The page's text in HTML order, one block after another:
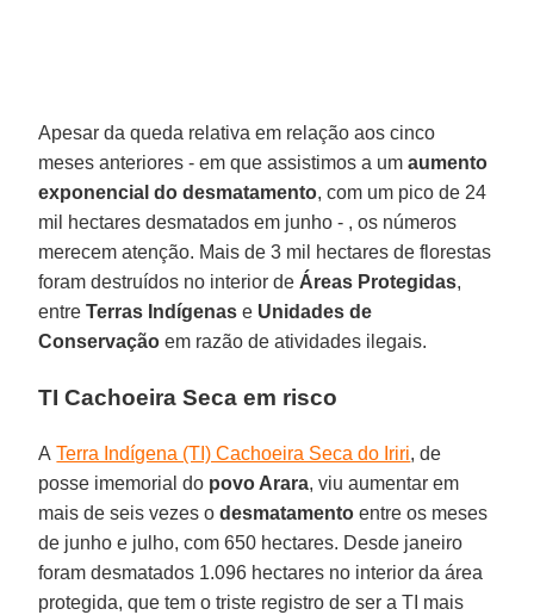
Apesar da queda relativa em relação aos cinco
meses anteriores - em que assistimos a umaumento
exponencial do desmatamento, com um pico de 24
mil hectares desmatados em junho - , os números
merecem atenção. Mais de 3 mil hectares de florestas
foram destruídos no interior de Áreas Protegidas,
entreTerras Indígenas e Unidades de
Conservação em razão de atividades ilegais.
TI Cachoeira Seca em risco
ATerra Indígena (TI) Cachoeira Seca do Iriri, de
posse imemorial do povo Arara, viu aumentar em
mais de seis vezes odesmatamento entre os meses
de junho e julho, com 650 hectares. Desde janeiro
foram desmatados 1.096 hectares no interior da área
protegida, que tem o triste registro de ser a TI mais